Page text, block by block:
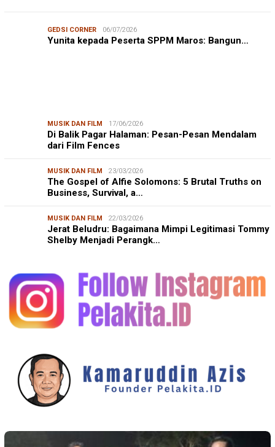
GEDSI CORNER 06/07/2026
Yunita kepada Peserta SPPM Maros: Bangun…
MUSIK DAN FILM 17/06/2026
Di Balik Pagar Halaman: Pesan-Pesan Mendalam
dari Film Fences
MUSIK DAN FILM 23/03/2026
The Gospel of Alfie Solomons: 5 Brutal Truths on
Business, Survival, a…
MUSIK DAN FILM 22/03/2026
Jerat Beludru: Bagaimana Mimpi Legitimasi Tommy
Shelby Menjadi Perangk…